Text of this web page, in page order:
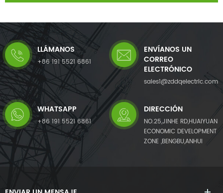
LLÁMANOS
+86 191 5521 6861
ENVÍANOS UN
CORREO
ELECTRÓNICO
sales1@zddqelectric.com
WHATSAPP
+86 191 5521 6861
DIRECCIÓN
NO.25,JINHE RD,HUAIYUAN
ECONOMIC DEVELOPMENT
ZONE ,BENGBU,ANHUI